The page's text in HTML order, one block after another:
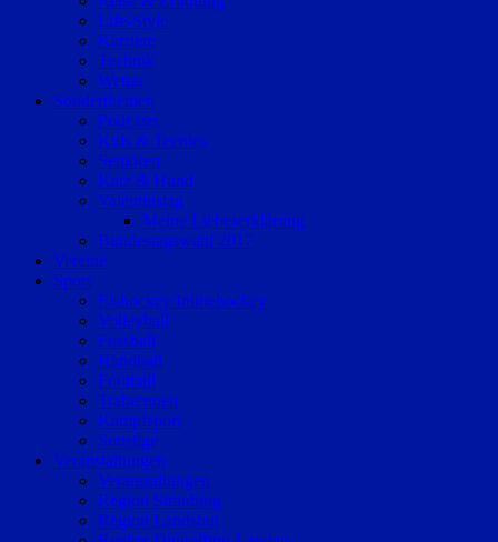
Life-Style
Karriere
Technik
Wetter
Sonderthemen
Podcasts
Kids & Teenies
Senioren
Katz & Hund
Valentinstag
Meine Liebeserklärung
Bundestagswahl 2017
Vereine
Sport
Eishockey/Inlinehockey
Volleyball
Fussball
Handball
Football
Trabrennen
Kampfsport
Sonstige
Veranstaltungen
Veranstaltungen
Region Straubing
Region Landshut